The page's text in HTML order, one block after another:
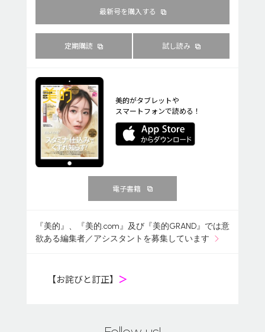
最新号を購入する
定期購読 試し読み
美的がタブレットや
スマートフォンで読める！
電子書籍
『美的』、『美的.com』及び『美的GRAND』では意
欲ある編集者／アシスタントを募集しています
【お詫びと訂正】 ＞